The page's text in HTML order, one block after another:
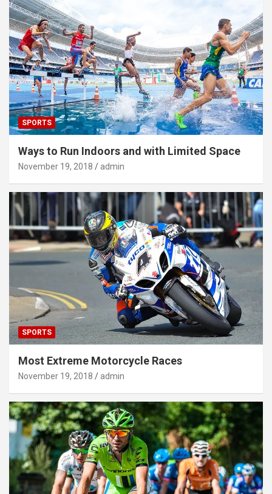
SPORTS
Ways to Run Indoors and with Limited Space
November 19, 2018 admin
SPORTS
Most Extreme Motorcycle Races
November 19, 2018 admin